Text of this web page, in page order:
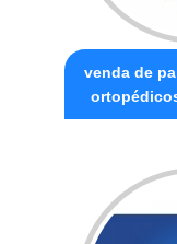
venda de